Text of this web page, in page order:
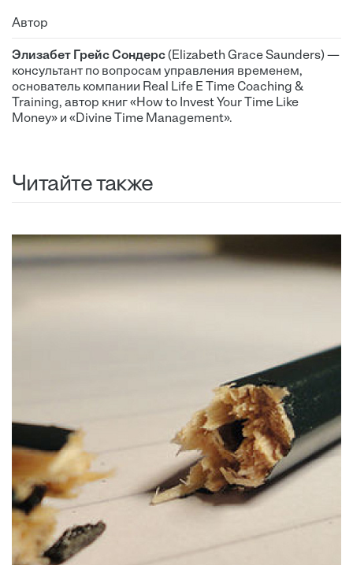
Автор
Элизабет Грейс Сондерс(Elizabeth Grace Saunders) —
консультант по вопросам управления временем,
основатель компании Real Life E Time Coaching &
Training, автор книг «How to Invest Your Time Like
Money» и «Divine Time Management».
Читайте также